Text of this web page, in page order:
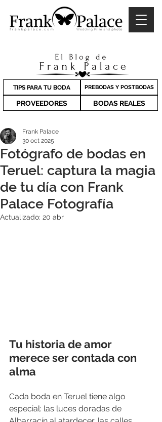
TIPS PARA TU BODA PREBODAS Y POSTBODAS
PROVEEDORES BODAS REALES
Fotógrafo de bodas en
Teruel: captura la magia
de tu día con Frank
Palace Fotografía
Frank Palace
30 oct 2025
Actualizado: 20 abr
Tu historia de amor
merece ser contada con
alma
Cada boda en Teruel tiene algo
especial: las luces doradas de